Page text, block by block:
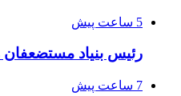
5 ساعت پیش
رئیس بنیاد
7 ساعت پیش